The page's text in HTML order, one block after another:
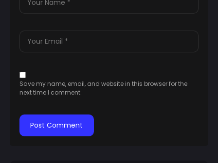
Save my name, email, and website in this browser for the
next time I comment.